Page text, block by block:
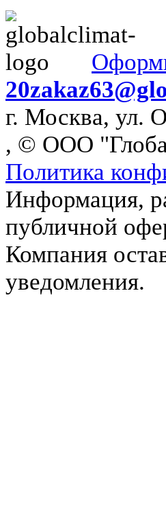
20
г. Москва, ул.
, © ООО
Политика
Информация,
публичной
Компания
уведомления.